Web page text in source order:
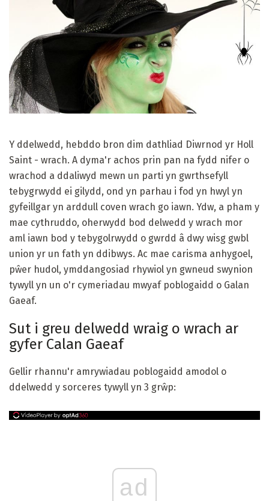
Y ddelwedd, hebddo bron dim dathliad Diwrnod yr Holl
Saint - wrach. A dyma'r achos prin pan na fydd nifer o
wrachod a ddaliwyd mewn un parti yn gwrthsefyll
tebygrwydd ei gilydd, ond yn parhau i fod yn hwyl yn
gyfeillgar yn arddull coven wrach go iawn. Ydw, a pham y
mae cythruddo, oherwydd bod delwedd y wrach mor
aml iawn bod y tebygolrwydd o gwrdd â dwy wisg gwbl
union yr un fath yn ddibwys. Ac mae carisma anhygoel,
pŵer hudol, ymddangosiad rhywiol yn gwneud swynion
tywyll yn un o'r cymeriadau mwyaf poblogaidd o Galan
Gaeaf.
Sut i greu delwedd wraig o wrach ar
gyfer Calan Gaeaf
Gellir rhannu'r amrywiadau poblogaidd amodol o
ddelwedd y sorceres tywyll yn 3 grŵp:
ad